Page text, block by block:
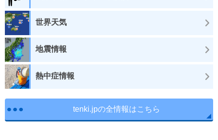
世界天気
地震情報
熱中症情報
tenki.jpの全情報はこちら